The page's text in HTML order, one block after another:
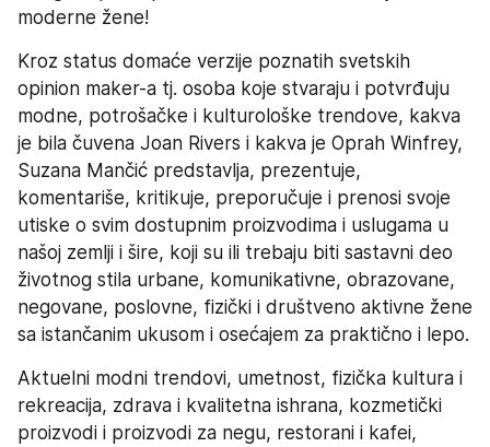
moderne žene!
Kroz status domaće verzije poznatih svetskih
opinion maker-a tj. osoba koje stvaraju i potvrđuju
modne, potrošačke i kulturološke trendove, kakva
je bila čuvena Joan Rivers i kakva je Oprah Winfrey,
Suzana Mančić predstavlja, prezentuje,
komentariše, kritikuje, preporučuje i prenosi svoje
utiske o svim dostupnim proizvodima i uslugama u
našoj zemlji i šire, koji su ili trebaju biti sastavni deo
životnog stila urbane, komunikativne, obrazovane,
negovane, poslovne, fizički i društveno aktivne žene
sa istančanim ukusom i osećajem za praktično i lepo.
Aktuelni modni trendovi, umetnost, fizička kultura i
rekreacija, zdrava i kvalitetna ishrana, kozmetički
proizvodi i proizvodi za negu, restorani i kafei,